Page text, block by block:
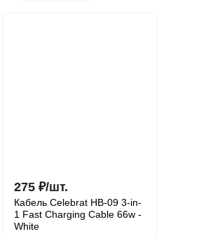
275 ₽/шт.
Кабель Celebrat HB-09 3-in-
1 Fast Charging Cable 66w -
White